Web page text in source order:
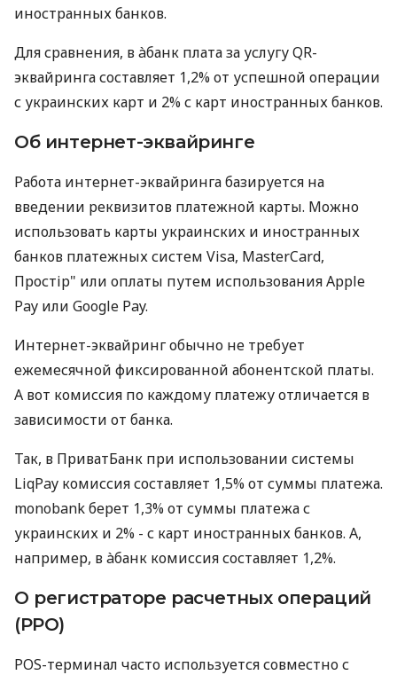
иностранных банков.
Для сравнения, в àбанк плата за услугу QR-
эквайринга составляет 1,2% от успешной операции
с украинских карт и 2% с карт иностранных банков.
Об интернет-эквайринге
Работа интернет-эквайринга базируется на
введении реквизитов платежной карты. Можно
использовать карты украинских и иностранных
банков платежных систем Visa, MasterCard,
Простір" или оплаты путем использования Apple
Pay или Google Pay.
Интернет-эквайринг обычно не требует
ежемесячной фиксированной абонентской платы.
А вот комиссия по каждому платежу отличается в
зависимости от банка.
Так, в ПриватБанк при использовании системы
LiqPay комиссия составляет 1,5% от суммы платежа.
monobank берет 1,3% от суммы платежа с
украинских и 2% - с карт иностранных банков. А,
например, в àбанк комиссия составляет 1,2%.
О регистраторе расчетных операций
(РРО)
POS-терминал часто используется совместно с